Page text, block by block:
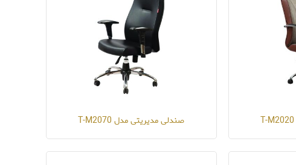
صندلی مدیریتی مدل T-M2070